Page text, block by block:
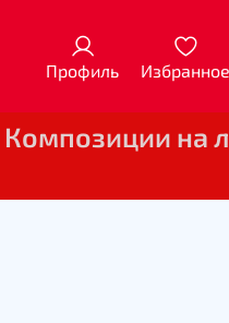
Профиль Избранное
Композиции на